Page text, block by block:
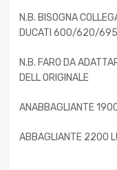
N.B. BISOGNA
DUCATI 600/620/695
N.B. FARO DA
DELL ORIGINALE
ANABBAGLIANTE
ABBAGLIANTE 2200